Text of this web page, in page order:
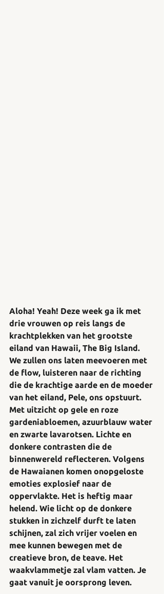
Aloha! Yeah! Deze week ga ik met
drie vrouwen op reis langs de
krachtplekken van het grootste
eiland van Hawaii, The Big Island.
We zullen ons laten meevoeren met
de flow, luisteren naar de richting
die de krachtige aarde en de moeder
van het eiland, Pele, ons opstuurt.
Met uitzicht op gele en roze
gardeniabloemen, azuurblauw water
en zwarte lavarotsen. Lichte en
donkere contrasten die de
binnenwereld reflecteren. Volgens
de Hawaianen komen onopgeloste
emoties explosief naar de
oppervlakte. Het is heftig maar
helend. Wie licht op de donkere
stukken in zichzelf durft te laten
schijnen, zal zich vrijer voelen en
mee kunnen bewegen met de
creatieve bron, de teave. Het
waakvlammetje zal vlam vatten. Je
gaat vanuit je oorsprong leven.